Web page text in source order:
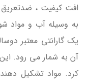
افت کیفیت ، ضدتعریق
به وسیله آب و مواد
یک گارانتی معتبر
آن به شمار می رود.
کرد. مواد تشکیل